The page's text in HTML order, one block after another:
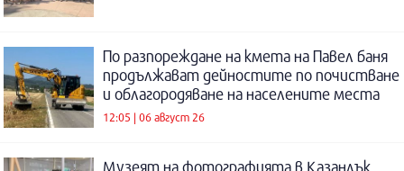
По разпореждане на кмета на Павел баня
продължават дейностите по почистване
и облагородяване на населените места
12:05 | 06 август 26
Музеят на фотографията в Казанлък